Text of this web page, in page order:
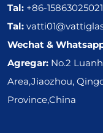
Tal: +86-15863025021
Tal:
Wechat &
Agregar: No.2
Area,Jiaozhou,
Province,China